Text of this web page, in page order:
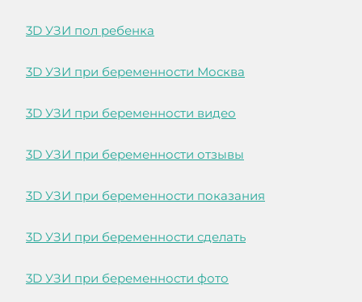
3D УЗИ пол ребенка
3D УЗИ при беременности Москва
3D УЗИ при беременности видео
3D УЗИ при беременности отзывы
3D УЗИ при беременности показания
3D УЗИ при беременности сделать
3D УЗИ при беременности фото